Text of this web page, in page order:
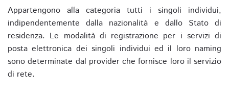
Appartengono alla categoria tutti i singoli individui,
indipendentemente dalla nazionalità e dallo Stato di
residenza. Le modalità di registrazione per i servizi di
posta elettronica dei singoli individui ed il loro naming
sono determinate dal provider che fornisce loro il servizio
di rete.